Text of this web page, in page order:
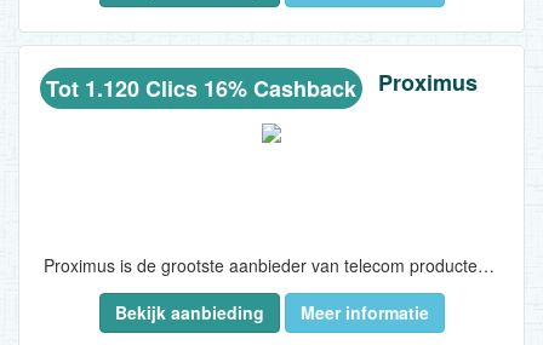
Tot 1.120 Clics 16% Cashback Proximus
Proximus is de grootste aanbieder van telecom producten en -diensten in België...
Bekijk aanbieding
Meer informatie